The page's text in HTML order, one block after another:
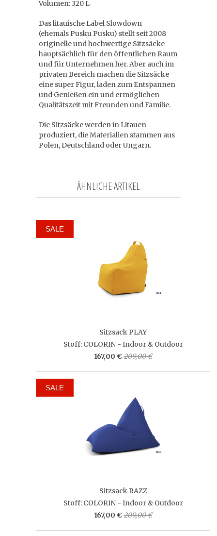
Volumen: 320 L
Das litauische Label Slowdown
(ehemals Pusku Pusku) stellt seit 2008
originelle und hochwertige Sitzsäcke
hauptsächlich für den öffentlichen Raum
und für Unternehmen her. Aber auch im
privaten Bereich machen die Sitzsäcke
eine super Figur, laden zum Entspannen
und Genießen ein und ermöglichen
Qualitätszeit mit Freunden und Familie.
Die Sitzsäcke werden in Litauen
produziert, die Materialien stammen aus
Polen, Deutschland oder Ungarn.
ÄHNLICHE ARTIKEL
Sitzsack PLAY
Stoff: COLORIN - Indoor & Outdoor
167,00 € 209,00 €
SALE
Sitzsack RAZZ
Stoff: COLORIN - Indoor & Outdoor
167,00 € 209,00 €
SALE